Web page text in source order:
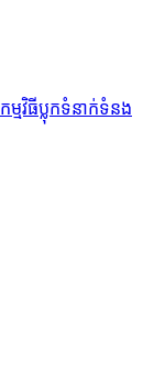
កម្មវិធីប្លុកទំនាក់ទំនង